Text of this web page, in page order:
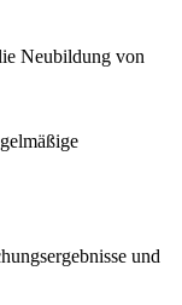
Neubildung von
und